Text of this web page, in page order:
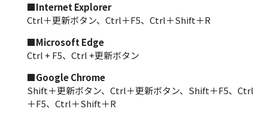
■Internet Explorer
Ctrl＋更新ボタン、Ctrl＋F5、Ctrl＋Shift＋R
■Microsoft Edge
Ctrl + F5、Ctrl +更新ボタン
■Google Chrome
Shift＋更新ボタン、Ctrl＋更新ボタン、Shift＋F5、Ctrl
＋F5、Ctrl＋Shift＋R